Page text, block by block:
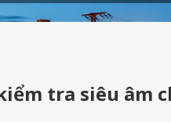
tra siêu âm